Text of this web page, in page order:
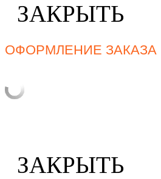
ЗАКРЫТЬ
ОФОРМЛЕНИЕ ЗАКАЗА
ЗАКРЫТЬ